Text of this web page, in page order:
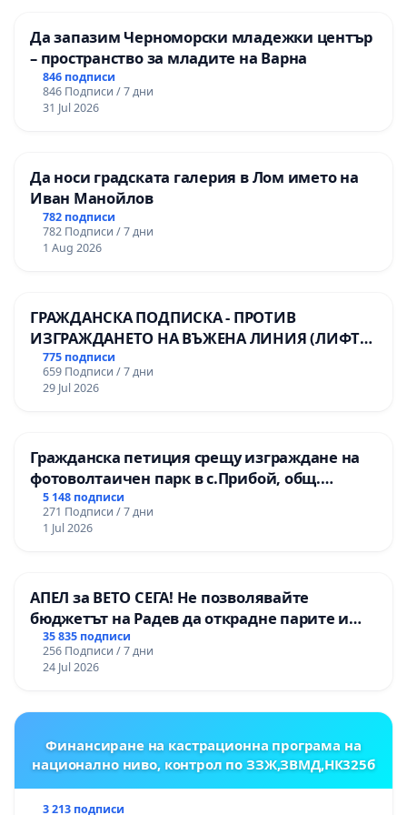
неваксинирани, нито да бъдат сегрегирани по
какъвто и да било признак, с оглед на това.
Настояваме вземането на решения по
I.МАСКИТЕ
Според адв. Валентина Каменарска Заповед №
РД-01-51 от 26.01.2021 г. за въвеждане на
Република България, в която е записано: „Всички
граждани са длъжни, когато се намират в
открити или закрити обществени места да носят
защитни маски“,
положение, правата и задълженията на
гражданите се дефинират със закон.
Всички закони, които не са изменени,
носенето на облекло прикриващо или скриващо
лицето гласи: „На публични места на
територията на Република България не се
частично или скриващо напълно лицето“.
Какво е облекло?
Дефиницията на облекло евсяко покритие на
Да запазим Черноморски младежки център
– пространство за младите на Варна
846 подписи
846 Подписи / 7 дни
31 Jul 2026
Да носи градската галерия в Лом името на
Иван Манойлов
782 подписи
782 Подписи / 7 дни
1 Aug 2026
ГРАЖДАНСКА ПОДПИСКА - ПРОТИВ
ИЗГРАЖДАНЕТО НА ВЪЖЕНА ЛИНИЯ (ЛИФТ)
НА ТЕРИТОРИЯТА НА ПРИРОДНА
ЗАБЕЛЕЖИТЕЛНОСТ „ХЪЛМ НА
ОСВОБОДИТЕЛИТЕ“ (БУНАРДЖИК)
775 подписи
659 Подписи / 7 дни
29 Jul 2026
Гражданска петиция срещу изграждане на
фотоволтаичен парк в с.Прибой, общ.
Радомир
5 148 подписи
271 Подписи / 7 дни
1 Jul 2026
АПЕЛ за ВЕТО СЕГА! Не позволявайте
бюджетът на Радев да открадне парите и
правата ни в тъмното
35 835 подписи
256 Подписи / 7 дни
24 Jul 2026
Финансиране на кастрационна програма на
национално ниво, контрол по ЗЗЖ,ЗВМД,НК325б
3 213 подписи